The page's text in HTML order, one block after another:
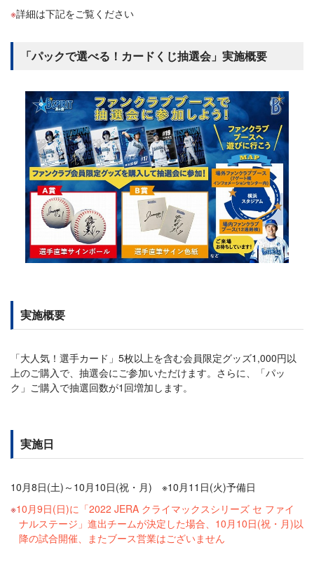
詳細は下記をご覧ください
「パックで選べる！カードくじ抽選会」実施概要
実施概要
「大人気！選手カード」5枚以上を含む会員限定グッズ1,000円以
上のご購入で、抽選会にご参加いただけます。さらに、「パッ
ク」ご購入で抽選回数が1回増加します。
実施日
10月8日(土)～10月10日(祝・月) ※10月11日(火)予備日
10月9日(日)に「2022 JERA クライマックスシリーズ セ ファイ
ナルステージ」進出チームが決定した場合、10月10日(祝・月)以
降の試合開催、またブース営業はございません